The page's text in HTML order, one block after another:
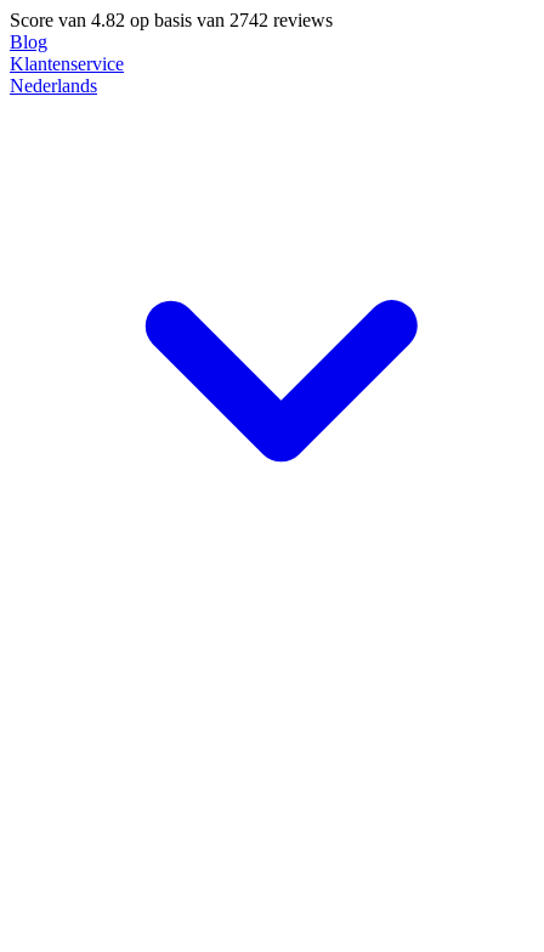
Score van 4.82 op basis van 2742 reviews
Blog
Klantenservice
Nederlands